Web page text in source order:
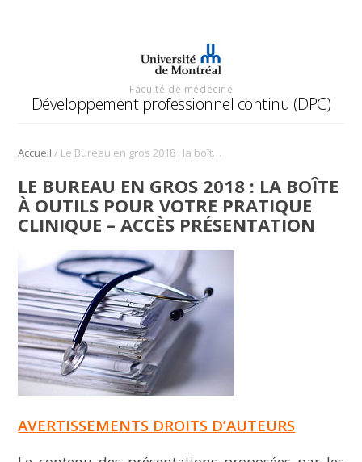
Faculté de médecine
Développement professionnel continu (DPC)
Accueil / Le Bureau en gros 2018 : la boîte à outils pour votre pratique clinique – Accès présentation
LE BUREAU EN GROS 2018 : LA BOÎTE
À OUTILS POUR VOTRE PRATIQUE
CLINIQUE – ACCÈS PRÉSENTATION
AVERTISSEMENTS DROITS D’AUTEURS